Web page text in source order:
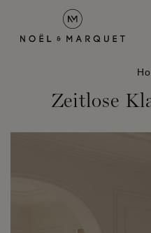
Zeitlose